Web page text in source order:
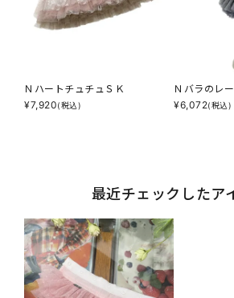
ＮハートチュチュＳＫ
¥7,920(税込)
Ｎバラのレ
¥6,072(税込)
最近チェックしたア